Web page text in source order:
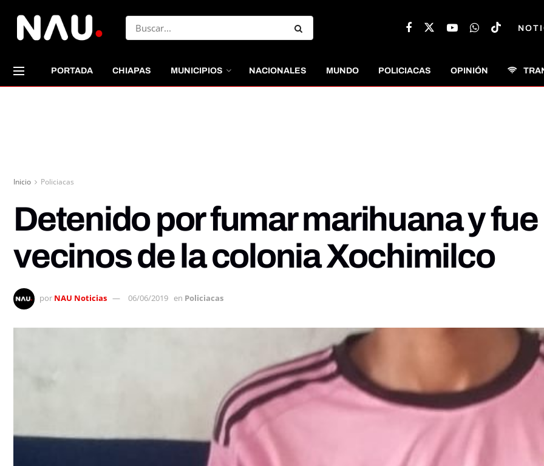
PORTADA CHIAPAS MUNICIPIOS NACIONALES MUNDO POLICIACAS OPINIÓN
Inicio Policiacas
Detenido por fumar marihuana y
vecinos de la colonia Xochimilco
por NAU Noticias 06/06/2019 en Policiacas